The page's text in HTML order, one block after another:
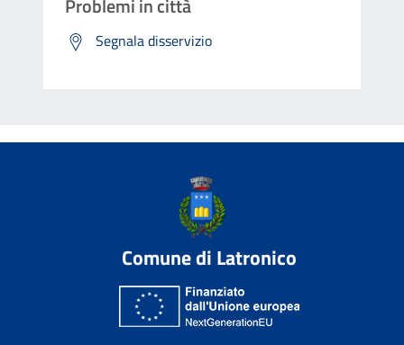
Segnala disservizio
Comune di Latronico